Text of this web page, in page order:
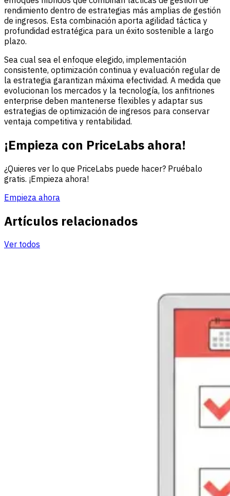
rendimiento dentro de estrategias más amplias de gestión
de ingresos. Esta combinación aporta agilidad táctica y
profundidad estratégica para un éxito sostenible a largo
plazo.
Sea cual sea el enfoque elegido, implementación
consistente, optimización continua y evaluación regular de
la estrategia garantizan máxima efectividad. A medida que
evolucionan los mercados y la tecnología, los anfitriones
enterprise deben mantenerse flexibles y adaptar sus
estrategias de optimización de ingresos para conservar
ventaja competitiva y rentabilidad.
¡Empieza con PriceLabs ahora!
¿Quieres ver lo que PriceLabs puede hacer? Pruébalo
gratis. ¡Empieza ahora!
Empieza ahora
Artículos relacionados
Ver todos